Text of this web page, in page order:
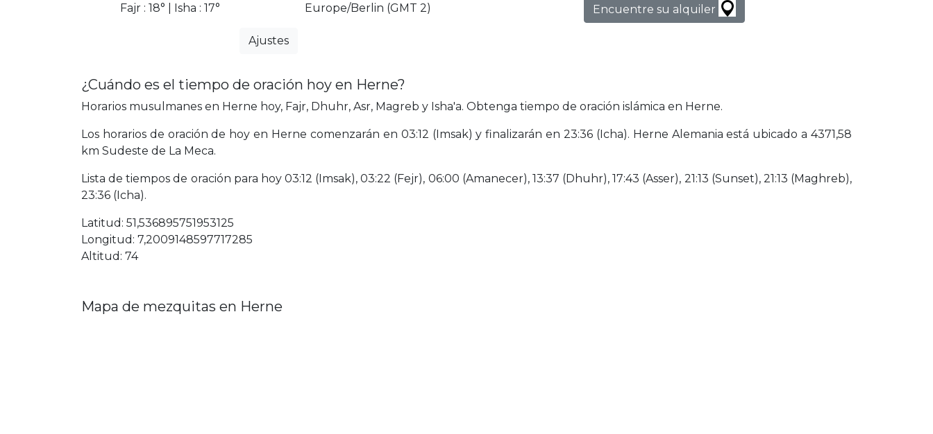
Fajr : 18° | Isha : 17°
Europe/Berlin (GMT 2)
Ajustes
Encuentre su alquiler
¿Cuándo es el tiempo de oración hoy en Herne?
Horarios musulmanes en Herne hoy, Fajr, Dhuhr, Asr, Magreb y Isha'a. Obtenga tiempo de oración islámica en Herne.
Los horarios de oración de hoy en Herne comenzarán en 03:12 (Imsak) y finalizarán en 23:36 (Icha). Herne Alemania está ubicado a 4371,58
km Sudeste de La Meca.
Lista de tiempos de oración para hoy 03:12 (Imsak), 03:22 (Fejr), 06:00 (Amanecer), 13:37 (Dhuhr), 17:43 (Asser), 21:13 (Sunset), 21:13 (Maghreb),
23:36 (Icha).
Latitud: 51,536895751953125
Longitud: 7,2009148597717285
Altitud: 74
Mapa de mezquitas en Herne